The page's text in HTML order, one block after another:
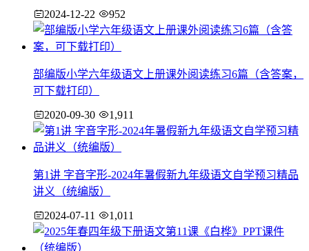
2024-12-22 952
部编版小学六年级语文上册课外阅读练习6篇（含答案，
可下载打印）
2020-09-30 1,911
第1讲 字音字形-2024年暑假新九年级语文自学预习精品
讲义（统编版）
2024-07-11 1,011